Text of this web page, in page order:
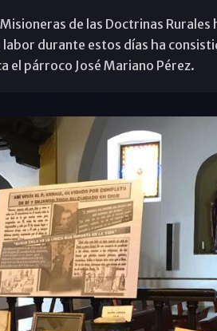
de las Doctrinas
durante estos días ha
el párroco José Mariano Pérez.